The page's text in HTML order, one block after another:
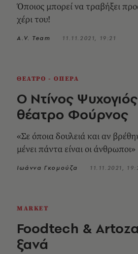
Όποιος μπορεί να τραβήξει
χέρι του!
A.V. Team 11.11.2021, 19:21
ΘΕΑΤΡΟ - ΟΠΕΡΑ
Ο Ντίνος
θέατρο Φούρνος
«Σε όποια δουλειά και αν
μένει πάντα είναι οι άνθρωποι»
Ιωάννα Γκομούζα 11.11.2021,
MARKET
Foodtech &
ξανά